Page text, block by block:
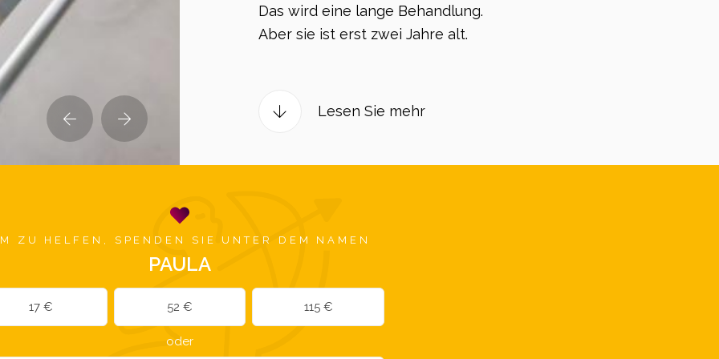
Das wird eine lange Behandlung.
Aber sie ist erst zwei Jahre alt.
Lesen Sie mehr
ZU HELFEN, SPENDEN SIE UNTER DEM NAMEN
PAULA
17 € 52 € 115 €
oder